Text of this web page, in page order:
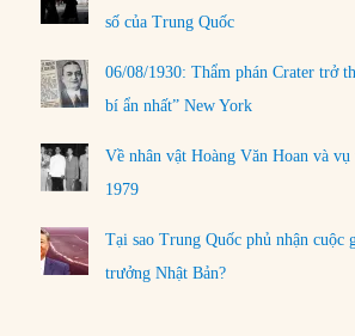
số của Trung Quốc
06/08/1930: Thẩm phán Crater trở
bí ẩn nhất” New York
Về nhân vật Hoàng Văn Hoan và vụ
1979
Tại sao Trung Quốc phủ nhận cuộc
trưởng Nhật Bản?